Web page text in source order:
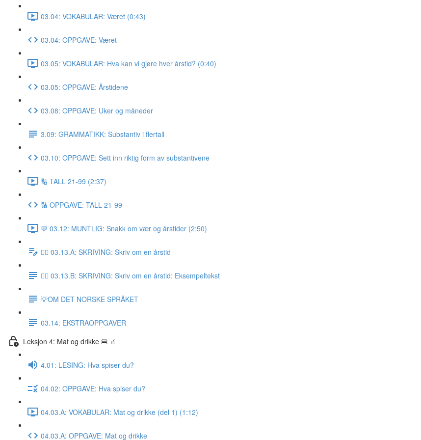
03.04: VOKABULAR: Været (0:43)
03.04: OPPGAVE: Været
03.05: VOKABULAR: Hva kan vi gjøre hver årstid? (0:40)
03.05: OPPGAVE: Årstidene
03.08: OPPGAVE: Uker og måneder
3.09: GRAMMATIKK: Substantiv i flertall
03.10: OPPGAVE: Sett inn riktig form av substantivene
🔢 TALL 21-99 (2:37)
🔢 OPPGAVE: TALL 21-99
💬 03.12: MUNTLIG: Snakk om vær og årstider (2:50)
✍🏼 03.13.A: SKRIVING: Skriv om en årstid
✍🏼 03.13.B: SKRIVING: Skriv om en årstid: Eksempeltekst
💡OM DET NORSKE SPRÅKET
03.14: EKSTRAOPPGAVER
Leksjon 4: Mat og drikke 🍔 🧃
4.01: LESING: Hva spiser du?
04.02: OPPGAVE: Hva spiser du?
04.03.A: VOKABULAR: Mat og drikke (del 1) (1:12)
04.03.A: OPPGAVE: Mat og drikke